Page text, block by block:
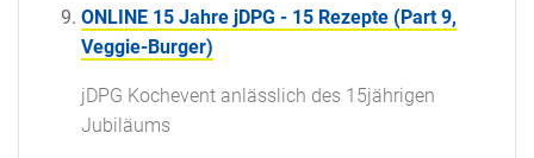
ONLINE 15 Jahre jDPG - 15 Rezepte (Part 9,
Veggie-Burger)
jDPG Kochevent anlässlich des 15jährigen
Jubiläums